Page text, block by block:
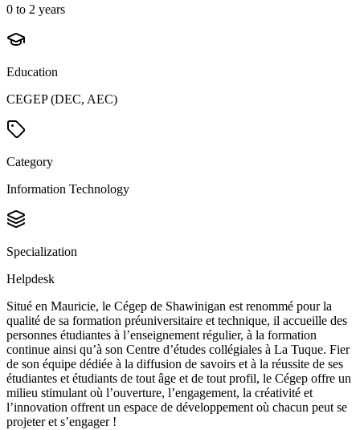
0 to 2 years
Education
CEGEP (DEC, AEC)
Category
Information Technology
Specialization
Helpdesk
Situé en Mauricie, le Cégep de Shawinigan est renommé pour la
qualité de sa formation préuniversitaire et technique, il accueille des
personnes étudiantes à l’enseignement régulier, à la formation
continue ainsi qu’à son Centre d’études collégiales à La Tuque. Fier
de son équipe dédiée à la diffusion de savoirs et à la réussite de ses
étudiantes et étudiants de tout âge et de tout profil, le Cégep offre un
milieu stimulant où l’ouverture, l’engagement, la créativité et
l’innovation offrent un espace de développement où chacun peut se
projeter et s’engager !